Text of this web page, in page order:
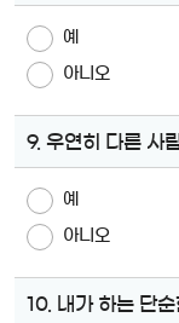
예
아니오
9. 우연히 다른 사
예
아니오
10. 내가 하는 단